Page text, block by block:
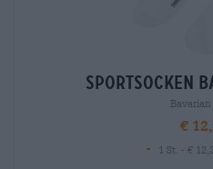
sportsocken
€
-
1 St. - €